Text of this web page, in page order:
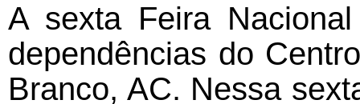
A sexta Feira
dependências do
Branco, AC. Nessa